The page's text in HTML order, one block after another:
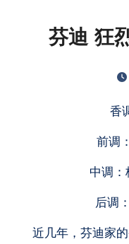
芬迪 狂
前调
中调：
后调
近几年，芬迪家